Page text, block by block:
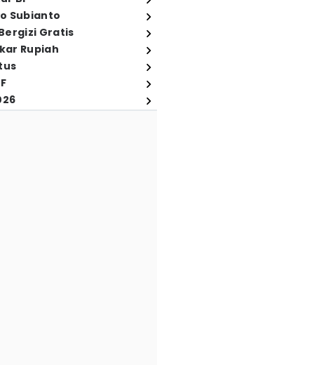
Subianto
Gratis
Rupiah